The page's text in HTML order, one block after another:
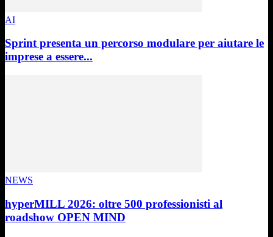
AI
Sprint presenta un percorso modulare per aiutare le
imprese a essere...
NEWS
hyperMILL 2026: oltre 500 professionisti al
roadshow OPEN MIND